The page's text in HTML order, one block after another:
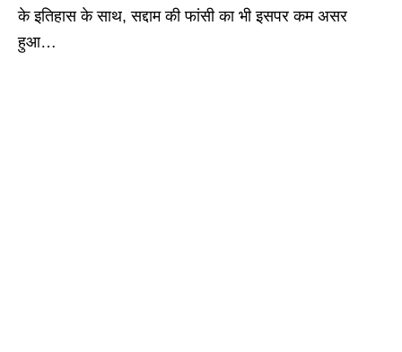
के इतिहास के साथ, सद्दाम की फांसी का भी इसपर कम असर
हुआ…